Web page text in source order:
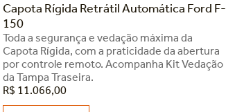
Capota Rígida Retrátil Automática Ford F-
150
Toda a segurança e vedação máxima da
Capota Rígida, com a praticidade da abertura
por controle remoto. Acompanha Kit Vedação
da Tampa Traseira.
R$ 11.066,00